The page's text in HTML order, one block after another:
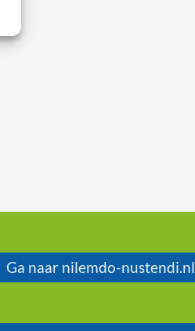
Ga naar nilemdo-nustendi.nl